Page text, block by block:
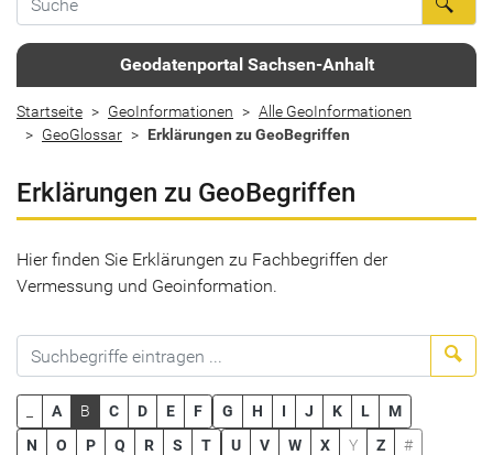
Geodatenportal Sachsen-Anhalt
Startseite GeoInformationen
Alle GeoInformationen
GeoGlossar
Erklärungen zu GeoBegriffen
Erklärungen zu GeoBegriffen
Hier finden Sie Erklärungen zu Fachbegriffen der
Vermessung und Geoinformation.
A B C D E F G H I J K L
M
N
O P Q R S T U V W X Y Z #